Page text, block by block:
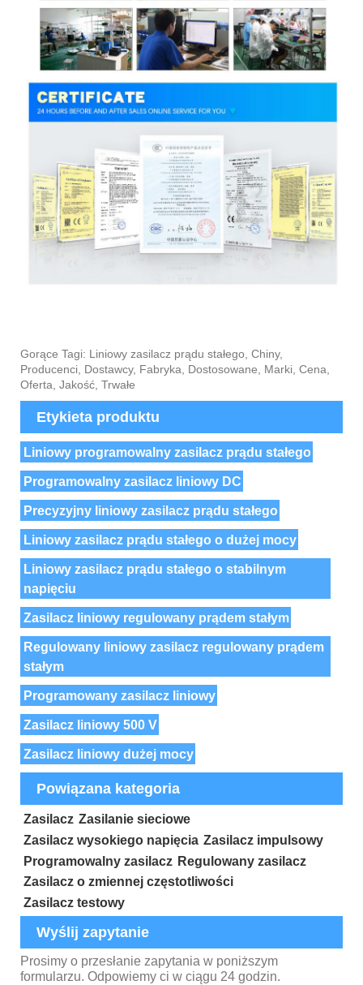
Gorące Tagi: Liniowy zasilacz prądu stałego, Chiny,
Producenci, Dostawcy, Fabryka, Dostosowane, Marki, Cena,
Oferta, Jakość, Trwałe
Etykieta produktu
Liniowy programowalny zasilacz prądu stałego
Programowalny zasilacz liniowy DC
Precyzyjny liniowy zasilacz prądu stałego
Liniowy zasilacz prądu stałego o dużej mocy
Liniowy zasilacz prądu stałego o stabilnym
napięciu
Zasilacz liniowy regulowany prądem stałym
Regulowany liniowy zasilacz regulowany prądem
stałym
Programowany zasilacz liniowy
Zasilacz liniowy 500 V
Zasilacz liniowy dużej mocy
Powiązana kategoria
Zasilacz Zasilanie sieciowe
Zasilacz wysokiego napięcia Zasilacz impulsowy
Programowalny zasilacz Regulowany zasilacz
Zasilacz o zmiennej częstotliwości
Zasilacz testowy
Wyślij zapytanie
Prosimy o przesłanie zapytania w poniższym
formularzu. Odpowiemy ci w ciągu 24 godzin.